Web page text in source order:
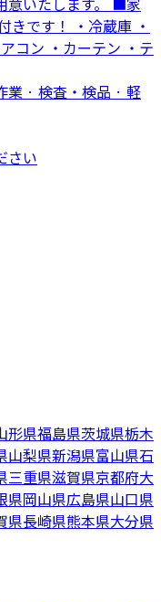
きです！ ・冷蔵庫 ・
コン ・カーテン ・テ
業 · 検査・検品 · 軽
さい
形県福島県茨城県栃木
山梨県新潟県富山県石
三重県滋賀県京都府大
県岡山県広島県山口県
県長崎県熊本県大分県